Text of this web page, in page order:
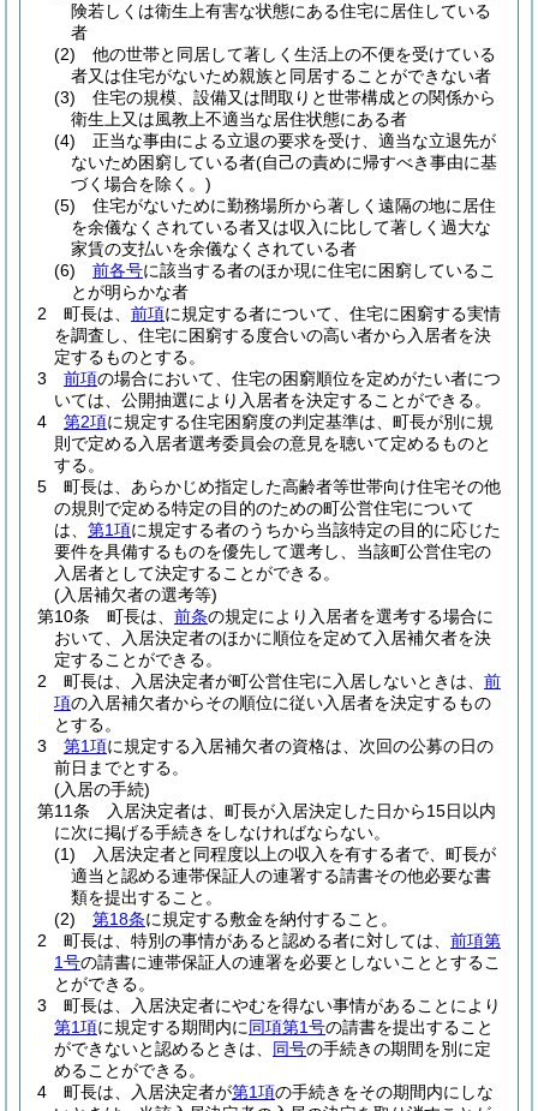
険若しくは衛生上有害な状態にある住宅に居住している
者
(2)
他の世帯と同居して著しく生活上の不便を受けている
者又は住宅がないため親族と同居することができない者
(3)
住宅の規模、設備又は間取りと世帯構成との関係から
衛生上又は風教上不適当な居住状態にある者
(4)
正当な事由による立退の要求を受け、適当な立退先が
ないため困窮している者(自己の責めに帰すべき事由に基
づく場合を除く。)
(5)
住宅がないために勤務場所から著しく遠隔の地に居住
を余儀なくされている者又は収入に比して著しく過大な
家賃の支払いを余儀なくされている者
(6)
前各号に該当する者のほか現に住宅に困窮しているこ
とが明らかな者
2
町長は、 前項に規定する者について、住宅に困窮する実情
を調査し、住宅に困窮する度合いの高い者から入居者を決
定するものとする。
3
前項の場合において、住宅の困窮順位を定めがたい者につ
いては、公開抽選により入居者を決定することができる。
4
第2項に規定する住宅困窮度の判定基準は、町長が別に規
則で定める入居者選考委員会の意見を聴いて定めるものと
する。
5
町長は、あらかじめ指定した高齢者等世帯向け住宅その他
の規則で定める特定の目的のための町公営住宅について
は、 第1項に規定する者のうちから当該特定の目的に応じた
要件を具備するものを優先して選考し、当該町公営住宅の
入居者として決定することができる。
(入居補欠者の選考等)
第10条
町長は、 前条の規定により入居者を選考する場合に
おいて、入居決定者のほかに順位を定めて入居補欠者を決
定することができる。
2
町長は、入居決定者が町公営住宅に入居しないときは、 前
項の入居補欠者からその順位に従い入居者を決定するもの
とする。
3
第1項に規定する入居補欠者の資格は、次回の公募の日の
前日までとする。
(入居の手続)
第11条
入居決定者は、町長が入居決定した日から15日以内
に次に掲げる手続きをしなければならない。
(1)
入居決定者と同程度以上の収入を有する者で、町長が
適当と認める連帯保証人の連署する請書その他必要な書
類を提出すること。
(2)
第18条に規定する敷金を納付すること。
2
町長は、特別の事情があると認める者に対しては、 前項第
1号の請書に連帯保証人の連署を必要としないこととするこ
とができる。
3
町長は、入居決定者にやむを得ない事情があることにより
第1項に規定する期間内に同項第1号の請書を提出すること
ができないと認めるときは、 同号の手続きの期間を別に定
めることができる。
4
町長は、入居決定者が第1項の手続きをその期間内にしな